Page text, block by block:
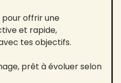
pour offrir une
et rapide,
tes objectifs.
prêt à évoluer selon